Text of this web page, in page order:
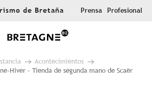
de Bretaña Prensa Profesional
Acontecimientos
Hiver - Tienda de segunda mano de Scaër